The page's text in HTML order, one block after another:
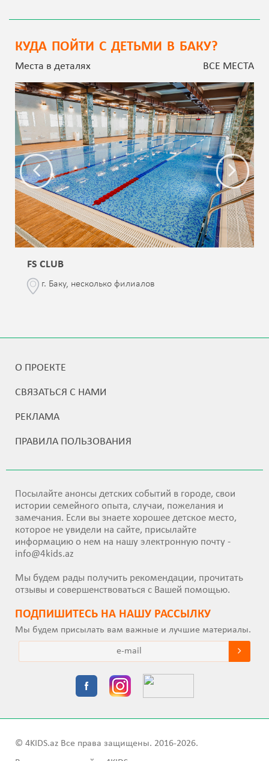
КУДА ПОЙТИ С ДЕТЬМИ В БАКУ?
Места в деталях ВСЕ МЕСТА
FS CLUB
г. Баку, несколько филиалов
О ПРОЕКТЕ
СВЯЗАТЬСЯ С НАМИ
РЕКЛАМА
ПРАВИЛА ПОЛЬЗОВАНИЯ
Посылайте анонсы детских событий в городе, свои
истории семейного опыта, случаи, пожелания и
замечания. Если вы знаете хорошее детское место,
которое не увидели на сайте, присылайте
информацию о нем на нашу электронную почту -
info@4kids.az
Мы будем рады получить рекомендации, прочитать
отзывы и совершенствоваться с Вашей помощью.
ПОДПИШИТEСЬ НА НАШУ РАССЫЛКУ
Мы будем присылать вам важные и лучшие материалы.
© 4KIDS.az Все права защищены. 2016-2026.